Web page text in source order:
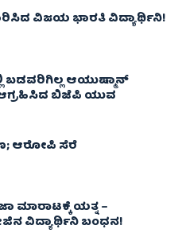
ವಿಜಯ ಭಾರತಿ ವಿದ್ಯಾರ್ಥಿನಿ!
ಬಡವರಿಗಿಲ್ಲ ಆಯುಷ್ಮಾನ್
ಆಗ್ರಹಿಸಿದ ಬಿಜೆಪಿ ಯುವ
ಆರೋಪಿ ಸೆರೆ
ಮಾರಾಟಕ್ಕೆ ಯತ್ನ –
ವಿದ್ಯಾರ್ಥಿನಿ ಬಂಧನ!